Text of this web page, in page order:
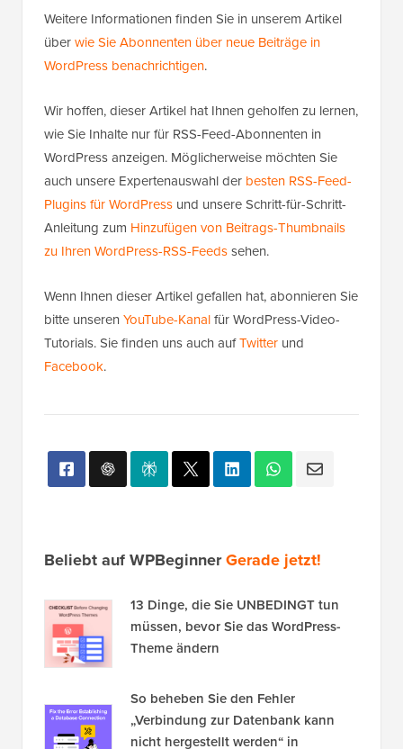
Weitere Informationen finden Sie in unserem Artikel
überwie Sie Abonnenten über neue Beiträge in
WordPress benachrichtigen.
Wir hoffen, dieser Artikel hat Ihnen geholfen zu lernen,
wie Sie Inhalte nur für RSS-Feed-Abonnenten in
WordPress anzeigen. Möglicherweise möchten Sie
auch unsere Expertenauswahl der besten RSS-Feed-
Plugins für WordPress und unsere Schritt-für-Schritt-
Anleitung zum Hinzufügen von Beitrags-Thumbnails
zu Ihren WordPress-RSS-Feedssehen.
Wenn Ihnen dieser Artikel gefallen hat, abonnieren Sie
bitte unseren YouTube-Kanalfür WordPress-Video-
Tutorials. Sie finden uns auch aufTwitter und
Facebook.
Beliebt auf WPBeginnerGerade jetzt!
13 Dinge, die Sie UNBEDINGT tun
müssen, bevor Sie das WordPress-
Theme ändern
So beheben Sie den Fehler
„Verbindung zur Datenbank kann
nicht hergestellt werden“ in